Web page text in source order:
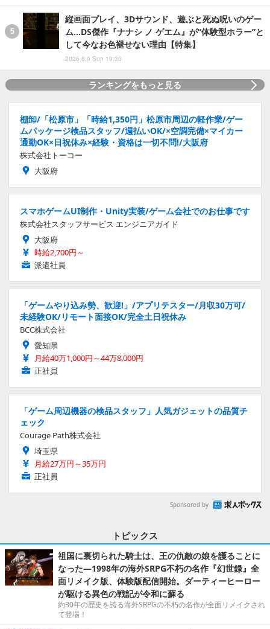
縦画面プレイ、3Dサウンド、遊ぶと死ぬ呪いのゲー
ム…DS傑作『ナナシ ノ ゲエム』が“体験型ホラー”と
して今なお色褪せない理由【特集】
2026.8.9 Sun 19:30
ランキングをもっと見る
棚卸/「松原市」「時給1,350円」松原市周辺の軽作業/ゲー
ムパッケージ検品スタッフ/週払いOK/×空調完備×マイカー
通勤OK×日祝休み×経験・資格は一切不問!/大阪府
株式会社トーコー
大阪府
スマホゲームUI制作・Unity実装/ゲーム会社でのお仕事です
株式会社スタッフサービス エンジニアガイド
大阪府
時給2,700円～
派遣社員
「ゲームやり込み勢、歓迎!」/アプリテスター/月収30万可/
未経験OK/リモート面接OK/完全土日祝休み
BCC株式会社
愛知県
月給40万1,000円～44万8,000円
正社員
「ゲーム周辺機器の検品スタッフ」人気ガジェットの品質チ
ェック
Courage Path株式会社
埼玉県
月給27万円～35万円
正社員
Sponsored by
トピックス
祖国に裏切られた騎士は、王の仇敵の娘を護ることに
なった―1998年の海外SRPG不朽の名作『幻世録』全
面リメイク版、体験版配信開始。ダーティーヒーロー
が駆ける異色の戦記が令和に蘇る
約30年の歴史を誇る海外SRPGの不朽の名作が全面リメイクされ
て登場！